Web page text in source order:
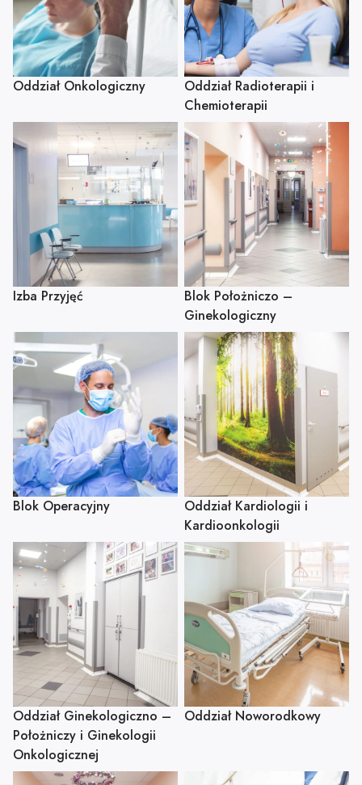
Dobry Posiłek
Oddział Onkologiczny
Oddział Radioterapii i
Chemioterapii
Izba Przyjęć
Blok Położniczo –
Ginekologiczny
Blok Operacyjny
Oddział Kardiologii i
Kardioonkologii
Oddział Ginekologiczno –
Położniczy i Ginekologii
Onkologicznej
Oddział Noworodkowy